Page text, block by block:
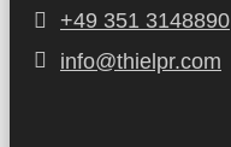
+49 351 3148890
info@thielpr.com